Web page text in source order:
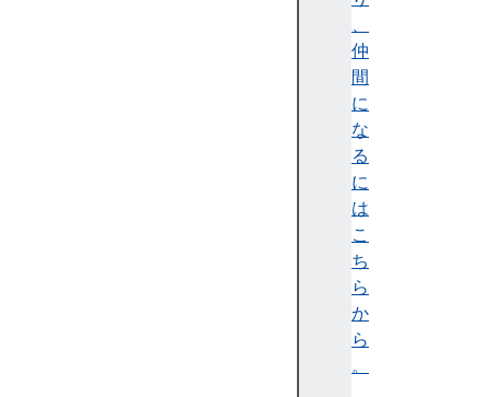
、
仲
間
に
な
る
に
は
こ
ち
ら
か
ら
。